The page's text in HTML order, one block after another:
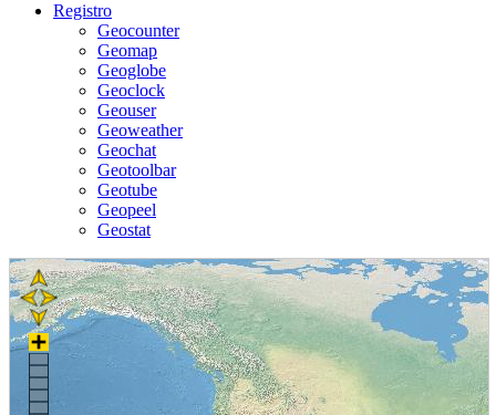
Registro
Geocounter
Geomap
Geoglobe
Geoclock
Geouser
Geoweather
Geochat
Geotoolbar
Geotube
Geopeel
Geostat